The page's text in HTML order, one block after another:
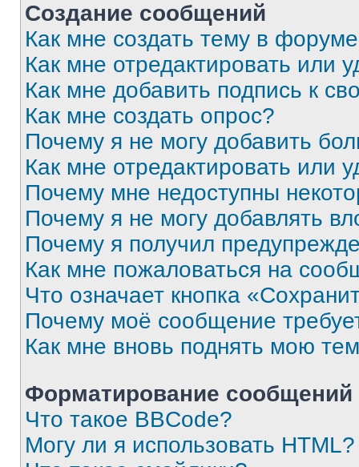
Создание сообщений
Как мне создать тему в
Как мне отредактировать или
Как мне добавить подпись к
Как мне создать опрос?
Почему я не могу добавить
Как мне отредактировать или
Почему мне недоступны
Почему я не могу добавлять
Почему я получил
Как мне пожаловаться на
Что означает кнопка
Почему моё сообщение
Как мне вновь поднять мою
Форматирование
Что такое BBCode?
Могу ли я использовать HTML?